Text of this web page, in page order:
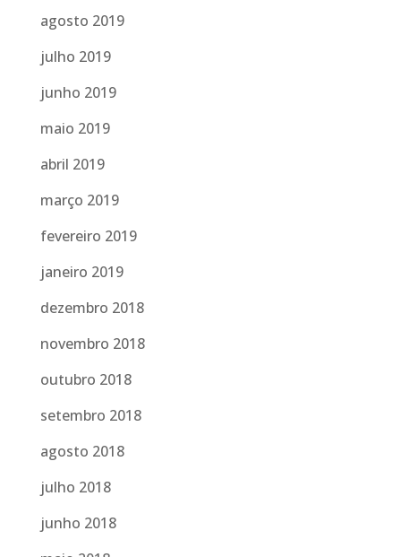
agosto 2019
julho 2019
junho 2019
maio 2019
abril 2019
março 2019
fevereiro 2019
janeiro 2019
dezembro 2018
novembro 2018
outubro 2018
setembro 2018
agosto 2018
julho 2018
junho 2018